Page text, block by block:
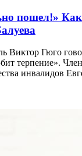
пошел!»
Виктор Гюго
терпение».
инвалидов